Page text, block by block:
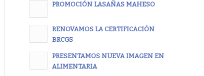
PROMOCIÓN LASAÑAS MAHESO
RENOVAMOS LA CERTIFICACIÓN
BRCGS
PRESENTAMOS NUEVA IMAGEN EN
ALIMENTARIA